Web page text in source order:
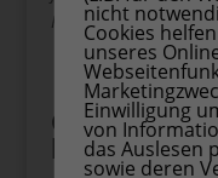
Kinder.
liebevoll
nicht
Cookies
unseres
Einwilligung
von
das Auslesen
sowie deren